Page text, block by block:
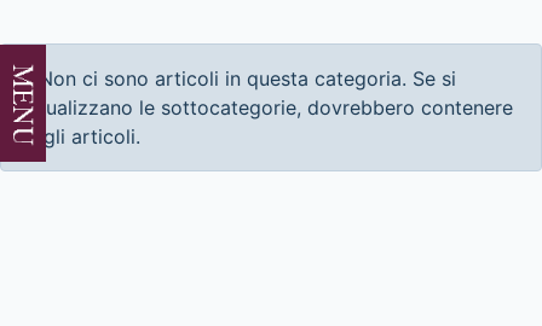
Info
Non ci sono articoli in questa categoria. Se si
visualizzano le sottocategorie, dovrebbero contenere
degli articoli.